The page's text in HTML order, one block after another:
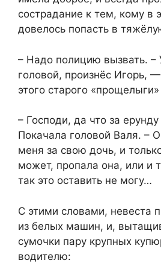
сострадание к тем, кому в
довелось попасть в
– Надо полицию вызвать. –
головой, произнёс Игорь,
этого старого
– Господи, да что за
Покачала головой Валя. –
меня за свою дочь, и
может, пропала она, или и
так это оставить не могу…
С этими словами, невеста
из белых машин, и,
сумочки пару крупных
водителю: